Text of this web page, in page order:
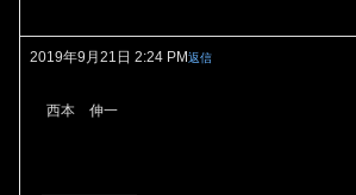
2019年9月21日 2:24 PM返信
西本 伸一